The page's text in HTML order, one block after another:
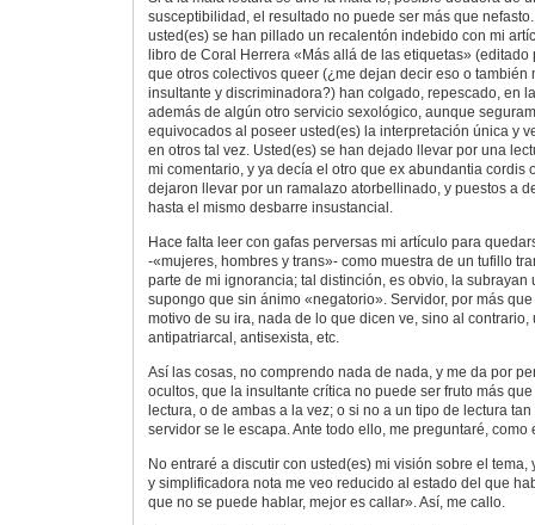
susceptibilidad, el resultado no puede ser más que
usted(es) se han pillado un recalentón indebido con mi
libro de Coral Herrera «Más allá de las etiquetas» (editado
que otros colectivos queer (¿me dejan decir eso o también
insultante y discriminadora?) han colgado, repescado, en
además de algún otro servicio sexológico, aunque
equivocados al poseer usted(es) la interpretación única y
en otros tal vez. Usted(es) se han dejado llevar por una
mi comentario, y ya decía el otro que ex abundantia cordis
dejaron llevar por un ramalazo atorbellinado, y puestos a
hasta el mismo desbarre insustancial.
Hace falta leer con gafas perversas mi artículo para
-«mujeres, hombres y trans»- como muestra de un tufillo
parte de mi ignorancia; tal distinción, es obvio, la subrayan
supongo que sin ánimo «negatorio». Servidor, por más
motivo de su ira, nada de lo que dicen ve, sino al contrario,
antipatriarcal, antisexista, etc.
Así las cosas, no comprendo nada de nada, y me da por
ocultos, que la insultante crítica no puede ser fruto más
lectura, o de ambas a la vez; o si no a un tipo de lectura
servidor se le escapa. Ante todo ello, me preguntaré, como
No entraré a discutir con usted(es) mi visión sobre el
y simplificadora nota me veo reducido al estado del que
que no se puede hablar, mejor es callar». Así, me callo.